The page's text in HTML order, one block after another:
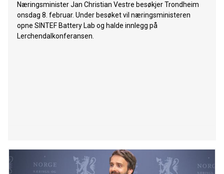
Næringsminister Jan Christian Vestre besøkjer Trondheim
onsdag 8. februar. Under besøket vil næringsministeren
opne SINTEF Battery Lab og halde innlegg på
Lerchendalkonferansen.